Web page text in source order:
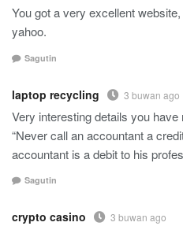
You got a very excellent
yahoo.
Sagutin
laptop recycling 3 buwan ago
Very interesting details you
“Never call an accountant a
accountant is a debit to his
Sagutin
crypto casino 3 buwan ago